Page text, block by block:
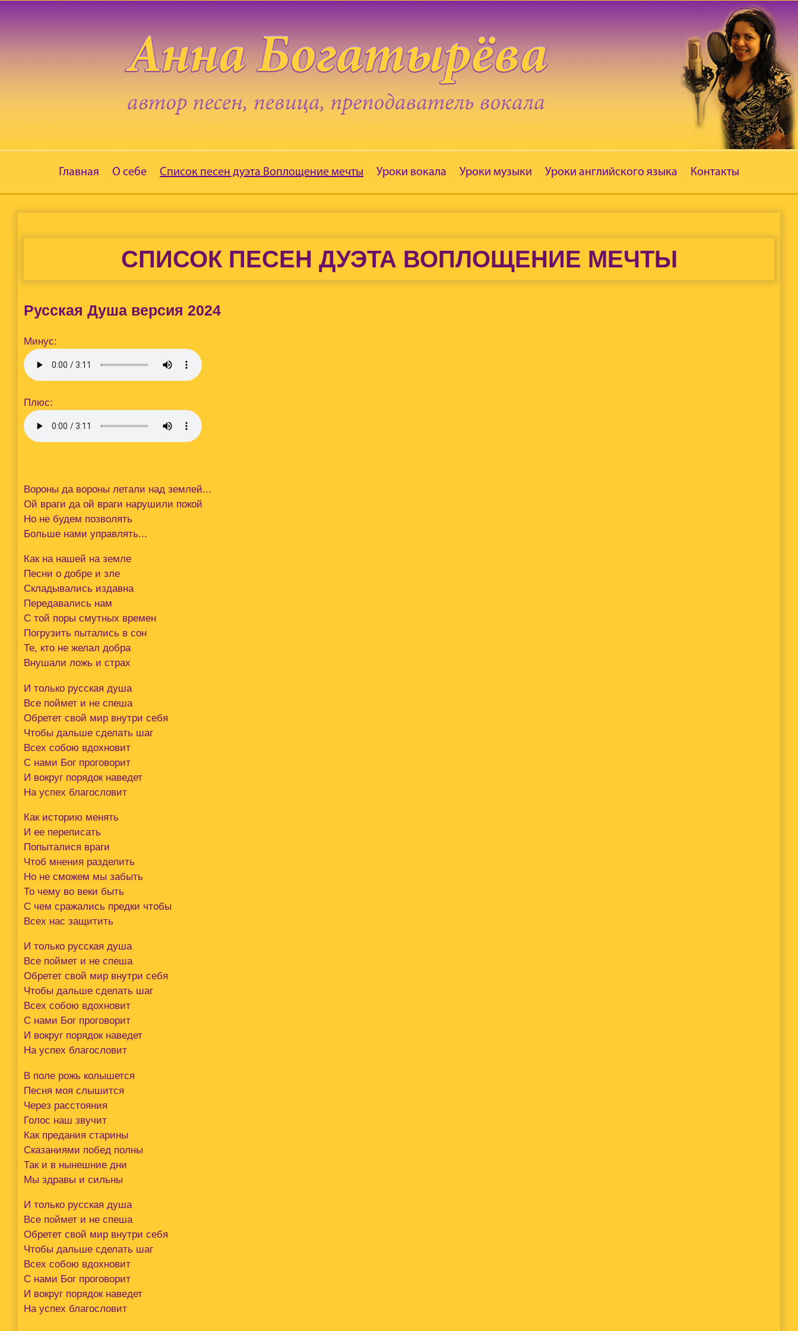
Главная О себе Список песен дуэта Воплощение мечты Уроки вокала Уроки музыки Уроки английского языка Контакты
СПИСОК ПЕСЕН ДУЭТА ВОПЛОЩЕНИЕ МЕЧТЫ
Русская Душа версия 2024
Минус:
Плюс:
Вороны да вороны летали над землей...
Ой враги да ой враги нарушили покой
Но не будем позволять
Больше нами управлять...
Как на нашей на земле
Песни о добре и зле
Складывались издавна
Передавались нам
С той поры смутных времен
Погрузить пытались в сон
Те, кто не желал добра
Внушали ложь и страх
И только русская душа
Все поймет и не спеша
Обретет свой мир внутри себя
Чтобы дальше сделать шаг
Всех собою вдохновит
С нами Бог проговорит
И вокруг порядок наведет
На успех благословит
Как историю менять
И ее переписать
Попыталися враги
Чтоб мнения разделить
Но не сможем мы забыть
То чему во веки быть
С чем сражались предки чтобы
Всех нас защитить
И только русская душа
Все поймет и не спеша
Обретет свой мир внутри себя
Чтобы дальше сделать шаг
Всех собою вдохновит
С нами Бог проговорит
И вокруг порядок наведет
На успех благословит
В поле рожь колышется
Песня моя слышится
Через расстояния
Голос наш звучит
Как предания старины
Сказаниями побед полны
Так и в нынешние дни
Мы здравы и сильны
И только русская душа
Все поймет и не спеша
Обретет свой мир внутри себя
Чтобы дальше сделать шаг
Всех собою вдохновит
С нами Бог проговорит
И вокруг порядок наведет
На успех благословит